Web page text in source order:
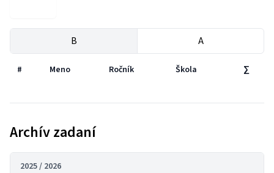
B A
# Meno Ročník Škola ∑
Archív zadaní
2025 / 2026